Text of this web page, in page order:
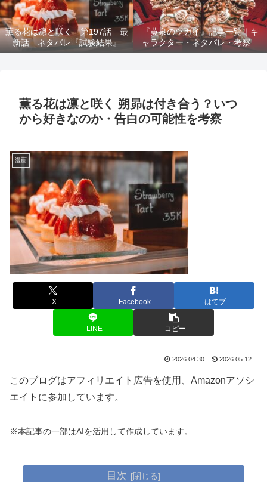
薫る花は凛と咲く 第197話 最
新話 ネタバレ『試験結果』
『黄泉のツガイ』記事一覧｜キ
ャラクター・ネタバレ・考察・
死亡キャラまとめ【完全ガイ
薫る花は凛と咲く 朔昴は付き合う？いつ
から好きなのか・告白の可能性を考察
漫画
X Facebook はてブ
LINE コピー
2026.04.30 2026.05.12
このブログはアフィリエイト広告を使用、Amazonアソシ
エイトに参加しています。
※本記事の一部はAIを活用して作成しています。
目次